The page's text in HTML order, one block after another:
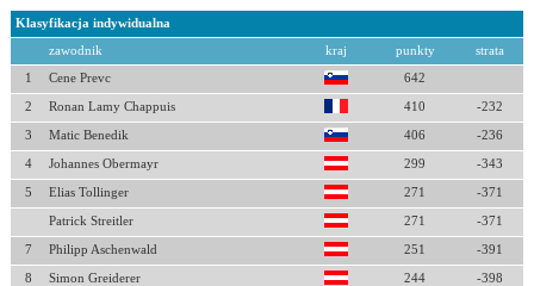
Klasyfikacja indywidualna
zawodnik kraj punkty strata
1 Cene Prevc 642
2 Ronan Lamy Chappuis 410 -232
3 Matic Benedik 406 -236
4 Johannes Obermayr 299 -343
5 Elias Tollinger 271 -371
Patrick Streitler 271 -371
7 Philipp Aschenwald 251 -391
8 Simon Greiderer 244 -398